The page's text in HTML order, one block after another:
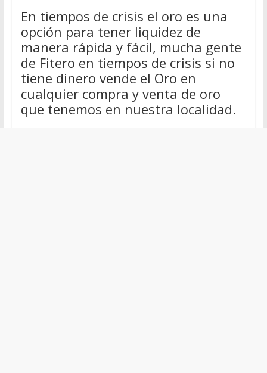
En tiempos de crisis el oro es una
opción para tener liquidez de
manera rápida y fácil, mucha gente
de Fitero en tiempos de crisis si no
tiene dinero vende el Oro en
cualquier compra y venta de oro
que tenemos en nuestra localidad.